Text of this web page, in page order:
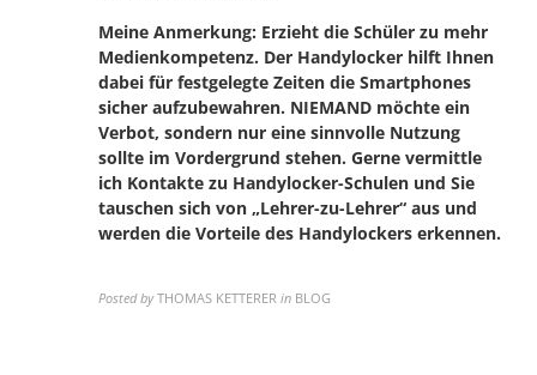
Meine Anmerkung: Erzieht die Schüler zu mehr
Medienkompetenz. Der Handylocker hilft Ihnen
dabei für festgelegte Zeiten die Smartphones
sicher aufzubewahren. NIEMAND möchte ein
Verbot, sondern nur eine sinnvolle Nutzung
sollte im Vordergrund stehen. Gerne vermittle
ich Kontakte zu Handylocker-Schulen und Sie
tauschen sich von „Lehrer-zu-Lehrer“ aus und
werden die Vorteile des Handylockers erkennen.
Posted by THOMAS KETTERER in BLOG